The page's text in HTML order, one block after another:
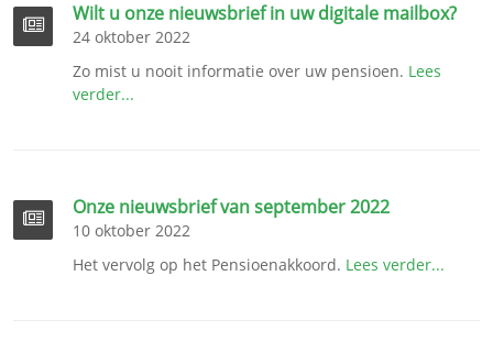
Wilt u onze nieuwsbrief in uw digitale mailbox?
24 oktober 2022
Zo mist u nooit informatie over uw pensioen. Lees
verder...
Onze nieuwsbrief van september 2022
10 oktober 2022
Het vervolg op het Pensioenakkoord. Lees verder...